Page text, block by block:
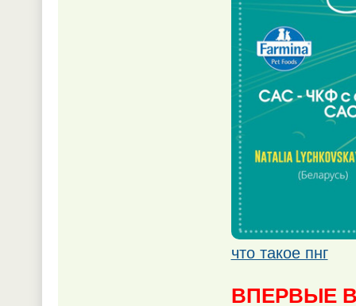
что такое пнг
ВПЕРВЫЕ